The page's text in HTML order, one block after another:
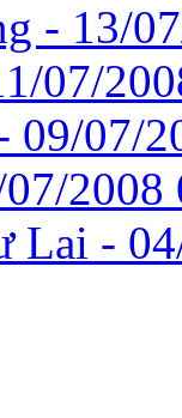
- 13/
07/
09/07/
2008
Lai -